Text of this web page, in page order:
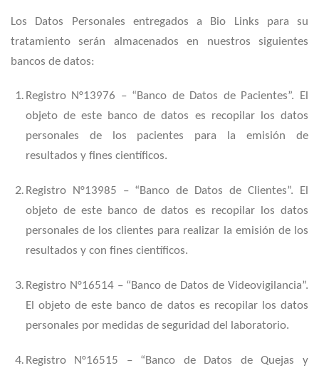
Los Datos Personales entregados a Bio Links para su
tratamiento serán almacenados en nuestros siguientes
bancos de datos:
Registro N°13976 – “Banco de Datos de Pacientes”. El
objeto de este banco de datos es recopilar los datos
personales de los pacientes para la emisión de
resultados y fines científicos.
Registro N°13985 – “Banco de Datos de Clientes”. El
objeto de este banco de datos es recopilar los datos
personales de los clientes para realizar la emisión de los
resultados y con fines científicos.
Registro N°16514 – “Banco de Datos de Videovigilancia”.
El objeto de este banco de datos es recopilar los datos
personales por medidas de seguridad del laboratorio.
Registro N°16515 – “Banco de Datos de Quejas y